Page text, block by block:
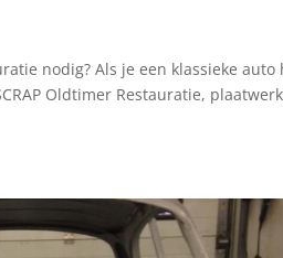
nodig? Als je een klassieke
Oldtimer Restauratie,